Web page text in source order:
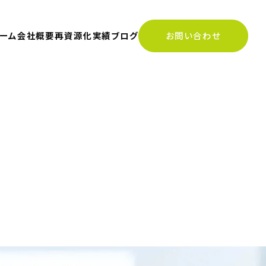
ム会社概要再資源化実績ブログ お問い合わせ